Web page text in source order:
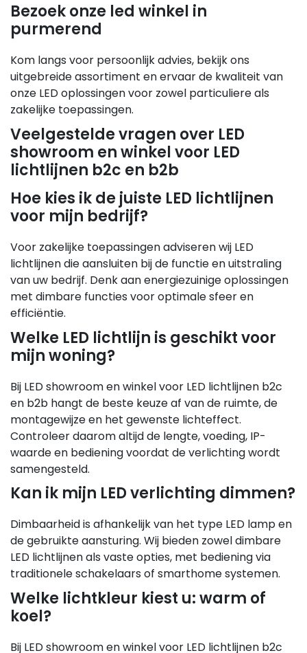
Bezoek onze led winkel in
purmerend
Kom langs voor persoonlijk advies, bekijk ons
uitgebreide assortiment en ervaar de kwaliteit van
onze LED oplossingen voor zowel particuliere als
zakelijke toepassingen.
Veelgestelde vragen over LED
showroom en winkel voor LED
lichtlijnen b2c en b2b
Hoe kies ik de juiste LED lichtlijnen
voor mijn bedrijf?
Voor zakelijke toepassingen adviseren wij LED
lichtlijnen die aansluiten bij de functie en uitstraling
van uw bedrijf. Denk aan energiezuinige oplossingen
met dimbare functies voor optimale sfeer en
efficiëntie.
Welke LED lichtlijn is geschikt voor
mijn woning?
Bij LED showroom en winkel voor LED lichtlijnen b2c
en b2b hangt de beste keuze af van de ruimte, de
montagewijze en het gewenste lichteffect.
Controleer daarom altijd de lengte, voeding, IP-
waarde en bediening voordat de verlichting wordt
samengesteld.
Kan ik mijn LED verlichting dimmen?
Dimbaarheid is afhankelijk van het type LED lamp en
de gebruikte aansturing. Wij bieden zowel dimbare
LED lichtlijnen als vaste opties, met bediening via
traditionele schakelaars of smarthome systemen.
Welke lichtkleur kiest u: warm of
koel?
Bij LED showroom en winkel voor LED lichtlijnen b2c